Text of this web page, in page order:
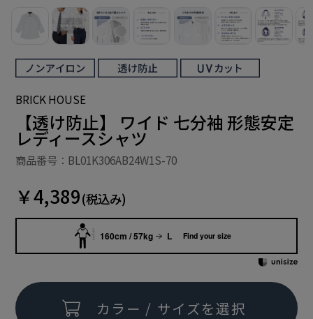
BRICK HOUSE
【透け防止】 ワイド 七分袖 形態安定
レディースシャツ
商品番号：BL01K306AB24W1S-70
￥4,389(税込み)
160cm / 57kg L Find your size
カラー / サイズを選択